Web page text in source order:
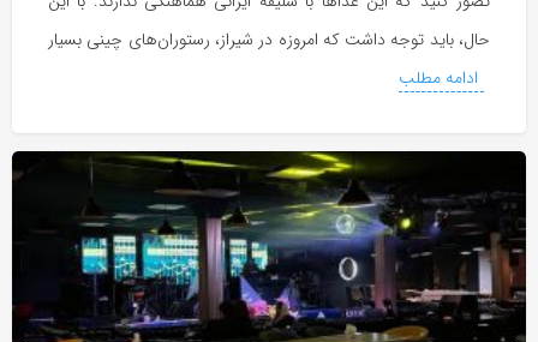
حال، باید توجه داشت که امروزه در شیراز، رستوران‌های چینی بسیار
ادامه مطلب